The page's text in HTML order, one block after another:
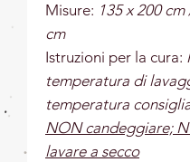
Misure: 135 x 200
cm
Istruzioni per la cura:
temperatura di
temperatura
NON candeggiare;
lavare a secco